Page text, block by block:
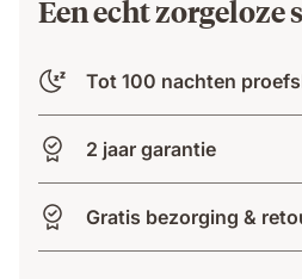
Een echt zorgeloze
Tot 100 nachten
2 jaar garantie
Gratis bezorging &